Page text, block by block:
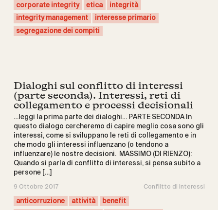
corporate integrity
etica
integrità
integrity management
interesse primario
segregazione dei compiti
Dialoghi sul conflitto di interessi
(parte seconda). Interessi, reti di
collegamento e processi decisionali
…leggi la prima parte dei dialoghi… PARTE SECONDA In
questo dialogo cercheremo di capire meglio cosa sono gli
interessi, come si sviluppano le reti di collegamento e in
che modo gli interessi influenzano (o tendono a
influenzare) le nostre decisioni. MASSIMO (DI RIENZO):
Quando si parla di conflitto di interessi, si pensa subito a
persone […]
9 Ottobre 2017 Conflitto di interessi
anticorruzione attività
benefit